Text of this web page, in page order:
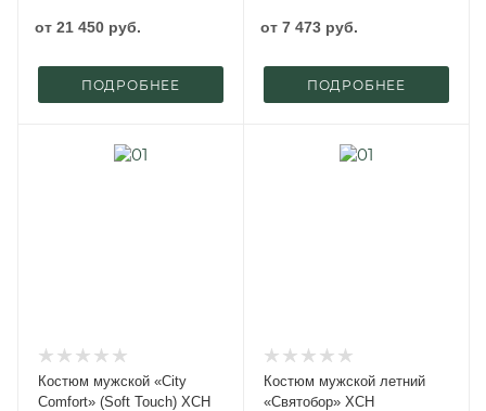
от 21 450 руб.
ПОДРОБНЕЕ
от 7 473 руб.
ПОДРОБНЕЕ
Костюм мужской «City
Comfort» (Soft Touch) ХСН
Костюм мужской летний
«Святобор» ХСН